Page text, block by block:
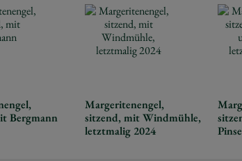
Bergmann
Margeritenengel,
sitzend, mit Windmühle,
letztmalig 2024